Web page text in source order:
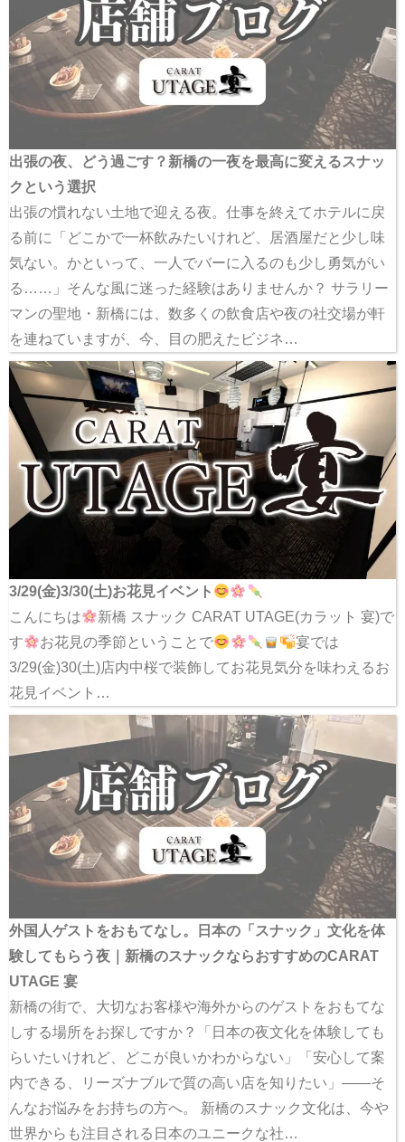
出張の夜、どう過ごす？新橋の一夜を最高に変えるスナッ
クという選択
出張の慣れない土地で迎える夜。仕事を終えてホテルに戻
る前に「どこかで一杯飲みたいけれど、居酒屋だと少し味
気ない。かといって、一人でバーに入るのも少し勇気がい
る……」そんな風に迷った経験はありませんか？ サラリー
マンの聖地・新橋には、数多くの飲食店や夜の社交場が軒
を連ねていますが、今、目の肥えたビジネ…
3/29(金)3/30(土)お花見イベント
こんにちは
新橋 スナック CARAT UTAGE(カラット 宴)で
す
お花見の季節ということで
宴では
3/29(金)30(土)店内中桜で装飾してお花見気分を味わえるお
花見イベント…
外国人ゲストをおもてなし。日本の「スナック」文化を体
験してもらう夜｜新橋のスナックならおすすめのCARAT
UTAGE 宴
新橋の街で、大切なお客様や海外からのゲストをおもてな
しする場所をお探しですか？「日本の夜文化を体験しても
らいたいけれど、どこが良いかわからない」「安心して案
内できる、リーズナブルで質の高い店を知りたい」——そ
んなお悩みをお持ちの方へ。 新橋のスナック文化は、今や
世界からも注目される日本のユニークな社…